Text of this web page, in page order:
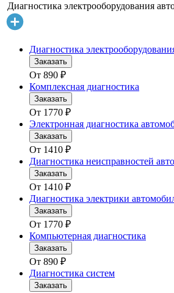
Диагностика электрооборудования
Диагностика
Заказать
От 890 ₽
Комплексная диагностика
Заказать
От 1770 ₽
Электронная диагностика
Заказать
От 1410 ₽
Диагностика неисправностей
Заказать
От 1410 ₽
Диагностика электрики
Заказать
От 1770 ₽
Компьютерная диагностика
Заказать
От 890 ₽
Диагностика систем
Заказать